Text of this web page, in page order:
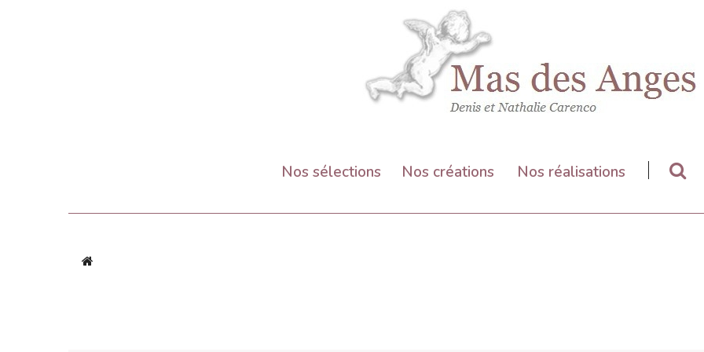
Nos sélections Nos créations Nos réalisations